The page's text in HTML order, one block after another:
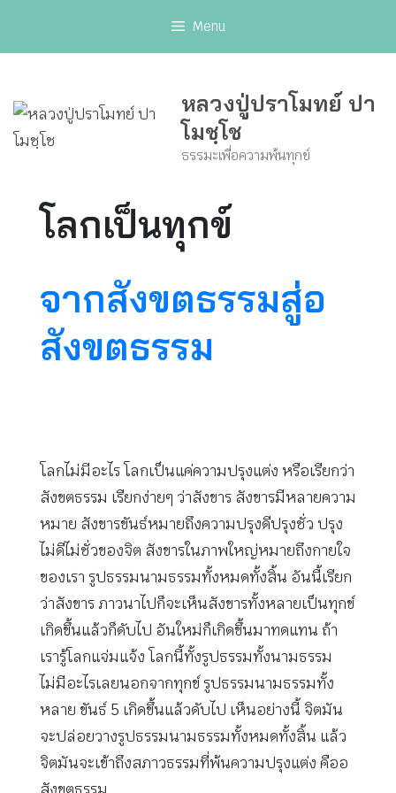
Menu
หลวงปู่ปราโมทย์ ปา
โมชฺโช
ธรรมะเพื่อความพ้นทุกข์
โลกเป็นทุกข์
จากสังขตธรรมสู่อ
สังขตธรรม
โลกไม่มีอะไร โลกเป็นแค่ความปรุงแต่ง หรือเรียกว่า
สังขตธรรม เรียกง่ายๆ ว่าสังขาร สังขารมีหลายความ
หมาย สังขารขันธ์หมายถึงความปรุงดีปรุงชั่ว ปรุง
ไม่ดีไม่ชั่วของจิต สังขารในภาพใหญ่หมายถึงกายใจ
ของเรา รูปธรรมนามธรรมทั้งหมดทั้งสิ้น อันนี้เรียก
ว่าสังขาร ภาวนาไปก็จะเห็นสังขารทั้งหลายเป็นทุกข์
เกิดขึ้นแล้วก็ดับไป อันใหม่ก็เกิดขึ้นมาทดแทน ถ้า
เรารู้โลกแจ่มแจ้ง โลกนี้ทั้งรูปธรรมทั้งนามธรรม
ไม่มีอะไรเลยนอกจากทุกข์ รูปธรรมนามธรรมทั้ง
หลาย ขันธ์ 5 เกิดขึ้นแล้วดับไป เห็นอย่างนี้ จิตมัน
จะปล่อยวางรูปธรรมนามธรรมทั้งหมดทั้งสิ้น แล้ว
จิตมันจะเข้าถึงสภาวธรรมที่พ้นความปรุงแต่ง คืออ